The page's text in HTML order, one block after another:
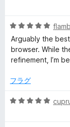
評
価
中
5
の
評
5
段
階
中
の
価
Arguably the
browser. While
refinement, I’m
フラグ
5